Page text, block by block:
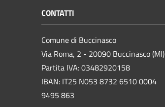
CONTATTI
Comune di Buccinasco
Via Roma, 2 - 20090 Buccinasco (MI)
Partita IVA: 03482920158
IBAN: IT25 N053 8732 6510 0004
9495 863